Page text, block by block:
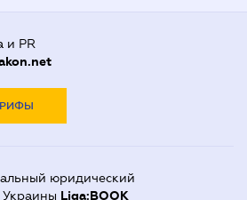
и PR
юридический
Украины Liga:BOOK